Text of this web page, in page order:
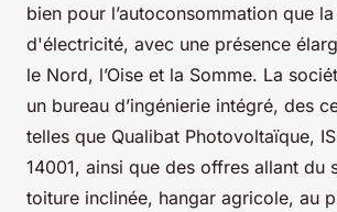
bien pour l’autoconsommation que
d'électricité, avec une présence
le Nord, l’Oise et la Somme. La
un bureau d’ingénierie intégré, des
telles que Qualibat Photovoltaïque,
14001, ainsi que des offres allant du
toiture inclinée, hangar agricole, au